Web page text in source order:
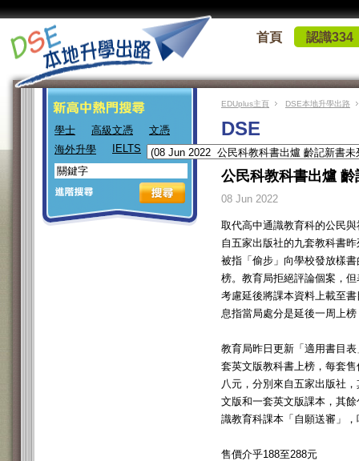
首頁 認識334
學士 高級文憑
文憑
海外升學
IELTS
EDUplus主頁 DSE本地升學出路
DSE
公民科教科書出爐
08 Jun 2022
取代高中通識教育科的公民
自五家出版社的九套教科書
被指「偷步」向學校發放樣
榜。教育局拒絕評論個案，
考慮延後將課本資料上載至
息指當局處分是延後一周上
教育局昨日更新「適用書目
套英文版教科書上榜，每套
八元，分別來自五家出版社
文版和一套英文版課本，其
識教育科課本「自願送審」
售價介乎188至288元